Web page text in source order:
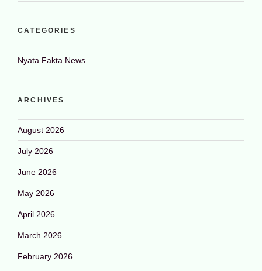
CATEGORIES
Nyata Fakta News
ARCHIVES
August 2026
July 2026
June 2026
May 2026
April 2026
March 2026
February 2026